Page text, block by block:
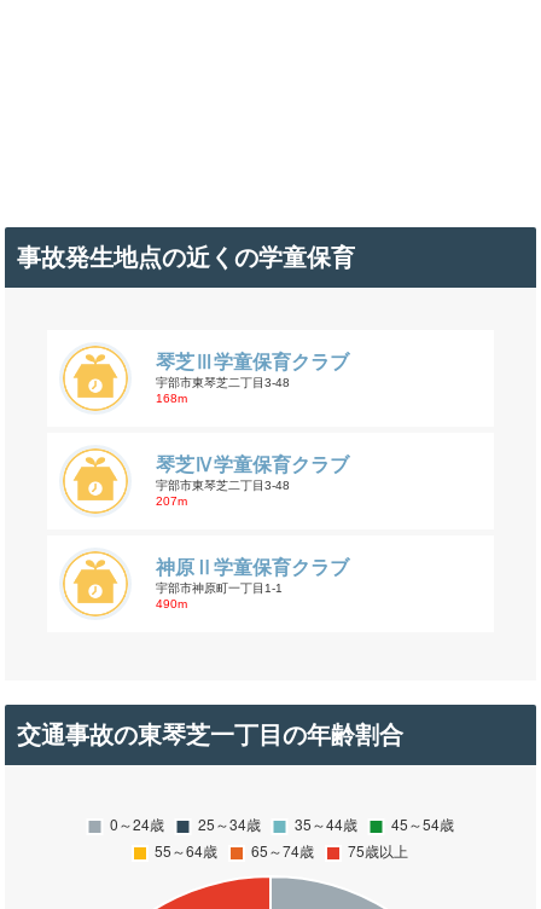
事故発生地点の近くの学童保育
琴芝Ⅲ学童保育クラブ
宇部市東琴芝二丁目3-48
168m
琴芝Ⅳ学童保育クラブ
宇部市東琴芝二丁目3-48
207m
神原Ⅱ学童保育クラブ
宇部市神原町一丁目1-1
490m
交通事故の東琴芝一丁目の年齢割合